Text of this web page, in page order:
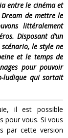
entre le cinéma et
de mettre le
littéralement
Disposant d’un
le style ne
et le temps de
pour pouvoir
ludique qui sortait
il est possible
pour vous. Si vous
par cette version